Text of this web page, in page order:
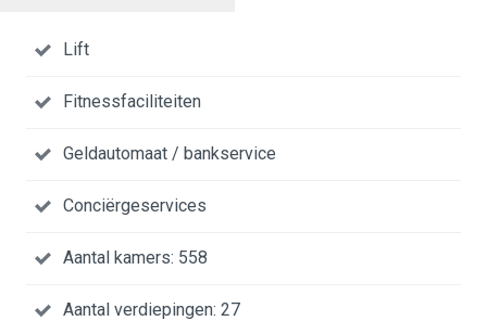
Lift
Fitnessfaciliteiten
Geldautomaat / bankservice
Conciërgeservices
Aantal kamers: 558
Aantal verdiepingen: 27